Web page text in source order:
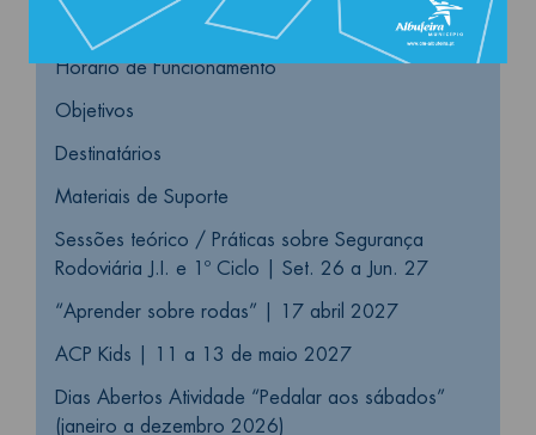
Contactos
Horário de Funcionamento
Objetivos
Destinatários
Materiais de Suporte
Sessões teórico / Práticas sobre Segurança
Rodoviária J.I. e 1º Ciclo | Set. 26 a Jun. 27
“Aprender sobre rodas” | 17 abril 2027
ACP Kids | 11 a 13 de maio 2027
Dias Abertos Atividade “Pedalar aos sábados”
(janeiro a dezembro 2026)